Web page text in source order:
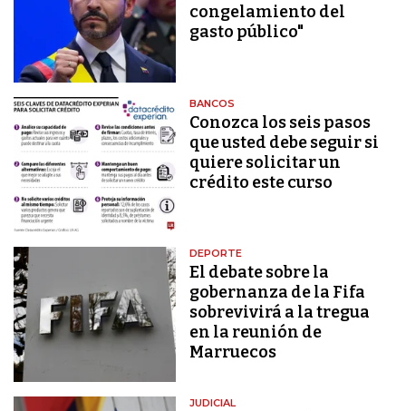
congelamiento del
gasto público"
BANCOS
Conozca los seis pasos
que usted debe seguir si
quiere solicitar un
crédito este curso
DEPORTE
El debate sobre la
gobernanza de la Fifa
sobrevivirá a la tregua
en la reunión de
Marruecos
JUDICIAL